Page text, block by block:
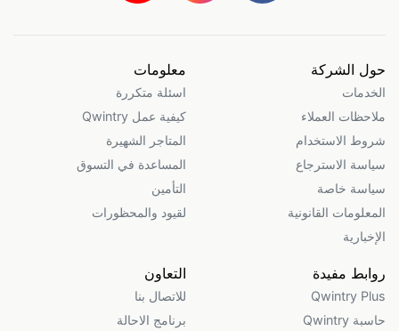
حول الشركة
الخدمات
ملاحظات العملاء
شروط الاستخدام
سياسة الاسترجاع
سياسة خاصة
المعلومات القانونية
الإخبارية
معلومات
اسئلة متكررة
كيفية عمل Qwintry
المتاجر الشهيرة
المساعدة في التسوق
التأمين
لقيود والمحظورات
روابط مفيدة
Qwintry Plus
حاسبة Qwintry
التعاون
للاتصال بنا
برنامج الاحالة